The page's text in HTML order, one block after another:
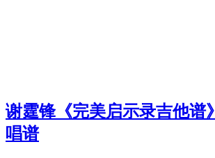
谢霆锋《完美启示录吉他谱
唱谱